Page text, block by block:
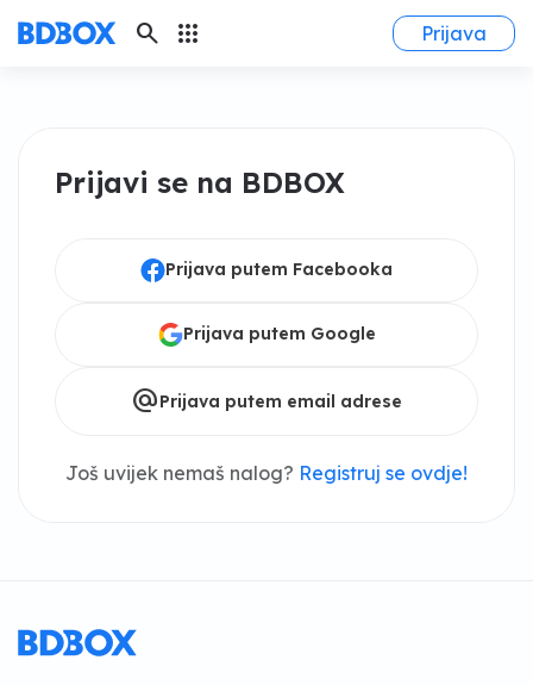
search apps Prijava
Prijavi se na BDBOX
Prijava putem Facebooka
Prijava putem Google
alternate_emailPrijava putem email adrese
Još uvijek nemaš nalog? Registruj se ovdje!